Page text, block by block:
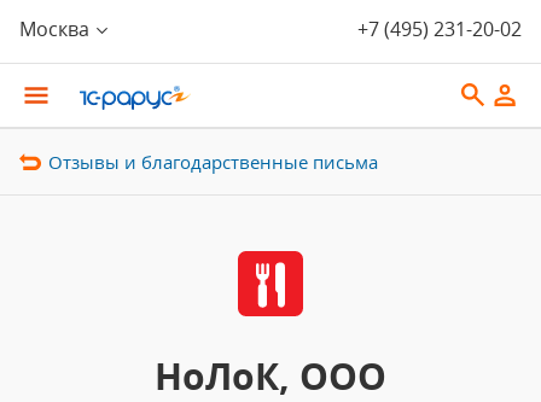
Москва +7 (495) 231-20-02
Отзывы и благодарственные письма
НоЛоК, ООО